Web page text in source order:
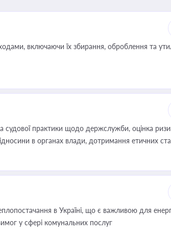
включаючи їх збирання, оброблення та
судової практики щодо держслужби, оцінка
в органах влади, дотримання етичних
в Україні, що є важливою для
у сфері комунальних послуг